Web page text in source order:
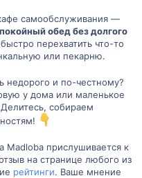
самообслуживания —
обед без долгого
перехватить что-то
или пекарню.
недорого и по-честному?
у дома или маленькое
собираем
Madloba прислушивается к
на странице любого из
рейтинги. Ваше мнение